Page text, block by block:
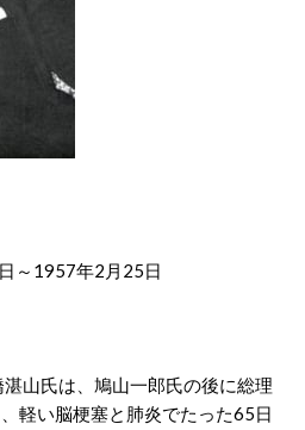
～1957年2月25日
山氏は、鳩山一郎氏の後に総理
軽い脳梗塞と肺炎でたった65日